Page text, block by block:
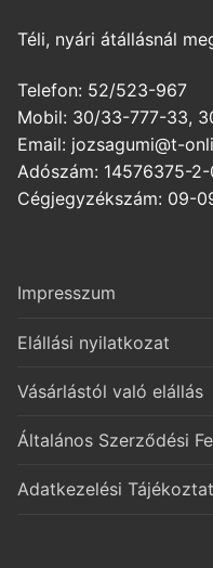
Téli, nyári átállásnál
Telefon: 52/523-967
Mobil: 30/33-777-33,
Email: jozsagumi@t-
Adószám: 14576375-
Cégjegyzékszám: 09-
Impresszum
Elállási nyilatkozat
Vásárlástól való elállás
Általános Szerződési
Adatkezelési